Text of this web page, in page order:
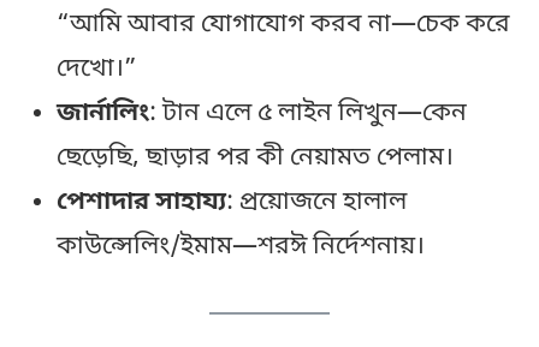
“আমি আবার যোগাযোগ করব না—চেক করে
দেখো।”
জার্নালিং: টান এলে ৫ লাইন লিখুন—কেন
ছেড়েছি, ছাড়ার পর কী নেয়ামত পেলাম।
পেশাদার সাহায্য: প্রয়োজনে হালাল
কাউন্সেলিং/ইমাম—শরঈ নির্দেশনায়।